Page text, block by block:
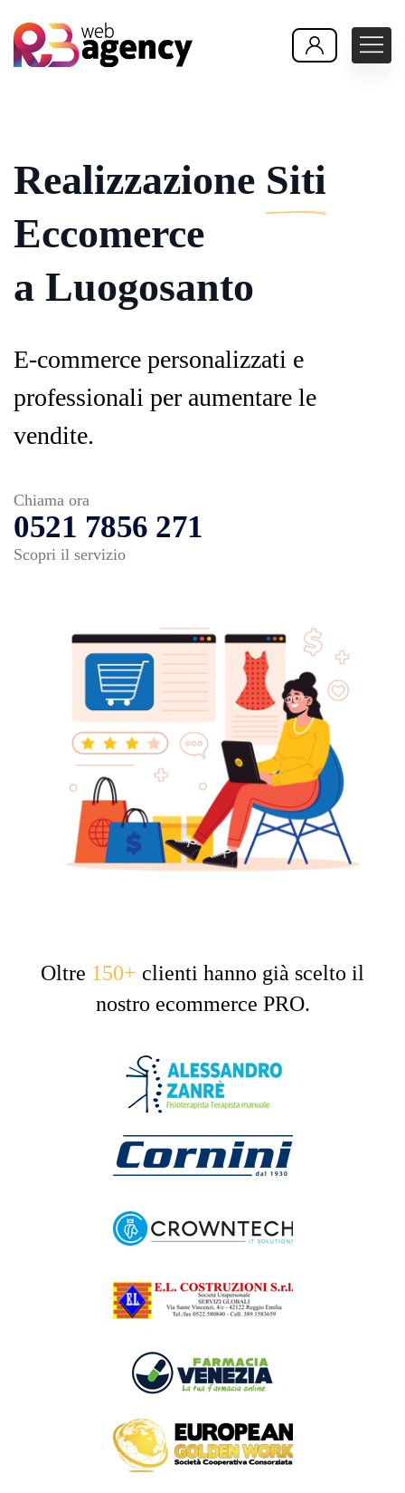
Realizzazione Siti
Eccomerce
a Luogosanto
E-commerce personalizzati e
professionali per aumentare le
vendite.
Chiama ora
0521 7856 271
Scopri il servizio
Oltre 150+ clienti hanno già scelto il
nostro ecommerce PRO.